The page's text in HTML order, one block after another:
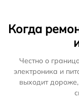
Когда
Честно о
электроника и
выходит дороже,